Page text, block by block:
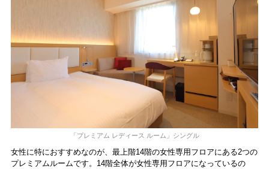
「プレミアム レディース ルーム」シングル
女性に特におすすめなのが、最上階14階の女性専用フロアにある2つの
プレミアムルームです。14階全体が女性専用フロアになっているの